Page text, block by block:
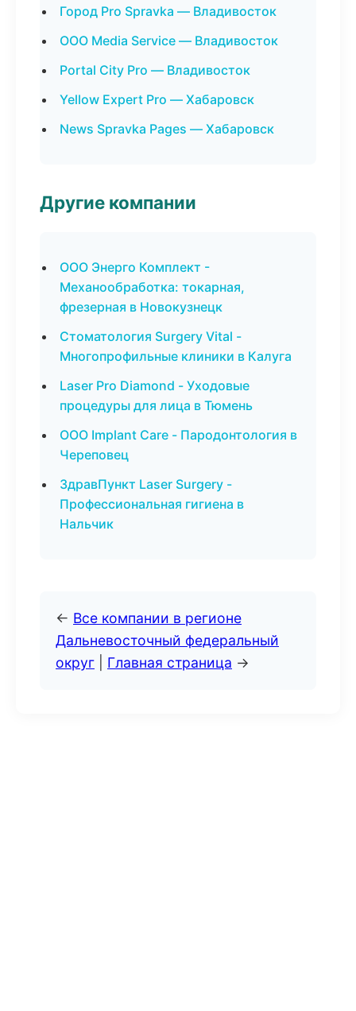
Город Pro Spravka — Владивосток
ООО Media Service — Владивосток
Portal City Pro — Владивосток
Yellow Expert Pro — Хабаровск
News Spravka Pages — Хабаровск
Другие компании
ООО Энерго Комплект -
Механообработка: токарная,
фрезерная в Новокузнецк
Стоматология Surgery Vital -
Многопрофильные клиники в Калуга
Laser Pro Diamond - Уходовые
процедуры для лица в Тюмень
ООО Implant Care - Пародонтология в
Череповец
ЗдравПункт Laser Surgery -
Профессиональная гигиена в
Нальчик
← Все компании в регионе
Дальневосточный федеральный
округ
Главная страница →